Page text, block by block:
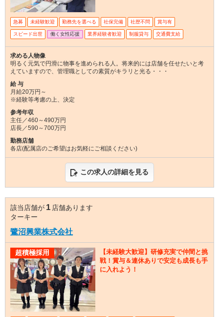
急募 未経験歓迎 勤務先を選べる 社保完備 社歴不問 賞与有
スピード出世 働く女性応援 業界経験者歓迎 制服貸与 交通費支給
求める人物像
明るく元気で円滑に物事を進められる人。将来的には店舗を任せたいと考
えていますので、管理職としての素質がキラリと光る・・・
給 与
月給20万円～
※経験等考慮の上、決定
参考年収
主任／460～490万円
店長／590～700万円
勤務店舗
各店(配属店のご希望はお気軽にご相談ください)
この求人の詳細を見る
該当店舗が 1 店舗あります
ターキー
鷺沼興業株式会社
超積極採用
【未経験大歓迎】研修充実で仲間と挑
戦！賞与＆連休ありで安定も成長も手
に入れよう！